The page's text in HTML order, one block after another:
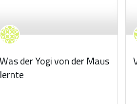
Was der Yogi von der Maus
lernte